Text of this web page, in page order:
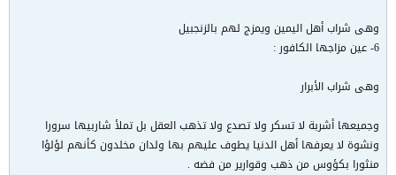
وهى شراب أهل اليمين ويمزج لهم بالزنجبيل
6- عين مزاجها الكافور :
وهى شراب الأبرار
وجميعها أشربة لا تسكر ولا تصدع ولا تذهب العقل بل تملأ شاربيها سرورا
ونشوة لا يعرفها أهل الدنيا يطوف عليهم بها ولدان مخلدون كأنهم لؤلؤا
منثورا بكؤوس من ذهب وقوارير من فضه .